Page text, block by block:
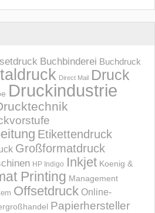
Buchbinderei Buchdruck
Direct Mail Druck
Druckindustrie
Etikettendruck
Großformatdruck
HP Indigo Inkjet Koenig &
Printing Management
Offsetdruck Online-
Papierhersteller